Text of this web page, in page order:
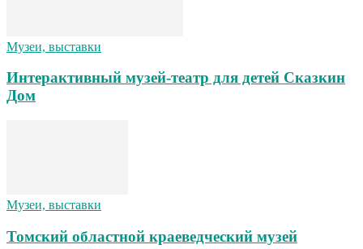
Музеи, выставки
Интерактивный музей-театр для детей Сказкин
Дом
Музеи, выставки
Томский областной краеведческий музей